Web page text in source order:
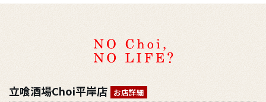
立喰酒場Choi平岸店 お店詳細